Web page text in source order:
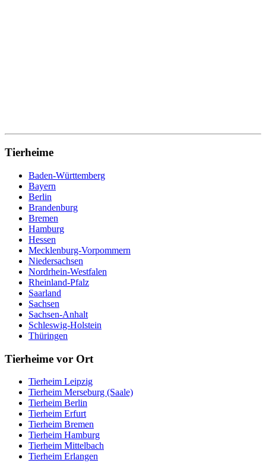
Tierheime
Baden-Württemberg
Bayern
Berlin
Brandenburg
Bremen
Hamburg
Hessen
Mecklenburg-Vorpommern
Niedersachsen
Nordrhein-Westfalen
Rheinland-Pfalz
Saarland
Sachsen
Sachsen-Anhalt
Schleswig-Holstein
Thüringen
Tierheime vor Ort
Tierheim Leipzig
Tierheim Merseburg (Saale)
Tierheim Berlin
Tierheim Erfurt
Tierheim Bremen
Tierheim Hamburg
Tierheim Mittelbach
Tierheim Erlangen